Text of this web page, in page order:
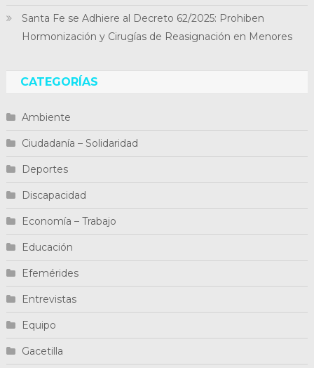
Santa Fe se Adhiere al Decreto 62/2025: Prohiben
Hormonización y Cirugías de Reasignación en Menores
CATEGORÍAS
Ambiente
Ciudadanía – Solidaridad
Deportes
Discapacidad
Economía – Trabajo
Educación
Efemérides
Entrevistas
Equipo
Gacetilla